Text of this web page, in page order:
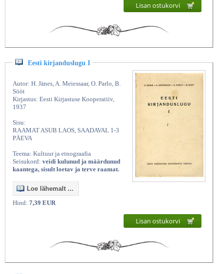
Lisan ostukorvi
Eesti kirjanduslugu I
Autor: H. Jänes, A. Meiessaar, O. Parlo, B.
Sööt
Kirjastus: Eesti Kirjastuse Kooperatiiv,
1937
Sisu:
RAAMAT ASUB LAOS, SAADAVAL 1-3
PÄEVA
Teema: Kultuur ja etnograafia
Seisukord: veidi kulunud ja määrdunud
kaantega, sisult loetav ja terve raamat.
Loe lähemalt ...
Hind: 7,39 EUR
Lisan ostukorvi